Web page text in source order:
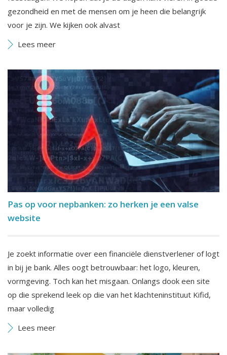
gezondheid en met de mensen om je heen die belangrijk
voor je zijn. We kijken ook alvast
Lees meer
Pas op voor nepbanken: zo herken je een valse
website
Je zoekt informatie over een financiële dienstverlener of logt
in bij je bank. Alles oogt betrouwbaar: het logo, kleuren,
vormgeving. Toch kan het misgaan. Onlangs dook een site
op die sprekend leek op die van het klachteninstituut Kifid,
maar volledig
Lees meer